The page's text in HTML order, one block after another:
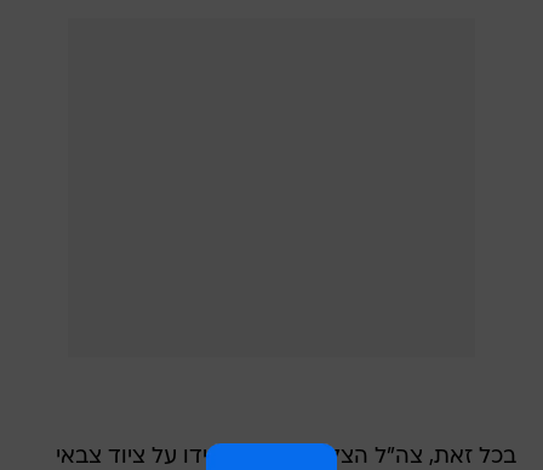
בכל זאת, צה"ל הצליח להניח את ידו על ציוד צבאי